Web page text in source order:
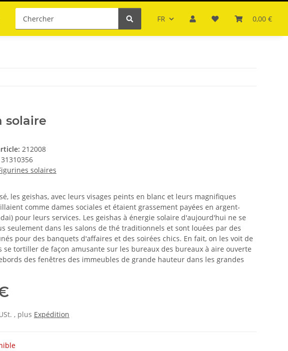
FR 0,00 €
solaire
212008
solaires
les geishas, ​​​​avec leurs visages peints en blanc et leurs magnifiques
comme dames sociales et étaient grassement payées en argent-
pour leurs services. Les geishas à énergie solaire d'aujourd'hui ne se
seulement dans les salons de thé traditionnels et sont louées par des
pour des banquets d'affaires et des soirées chics. En fait, on les voit de
se tortiller de façon amusante sur les bureaux des bureaux à aire ouverte
des fenêtres des immeubles de grande hauteur dans les grandes
, plus Expédition